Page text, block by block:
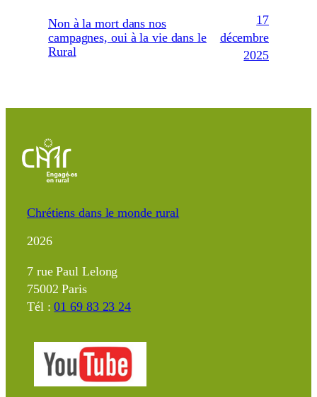
Non à la mort dans nos
campagnes, oui à la vie dans le
Rural
17
décembre
2025
Chrétiens dans le monde rural
2026
7 rue Paul Lelong
75002 Paris
Tél :01 69 83 23 24